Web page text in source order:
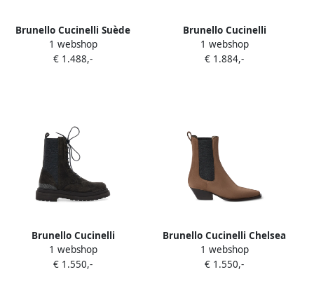
Brunello Cucinelli Suède
enkellaarzen verfraaid met
monili Bruin
1 webshop
€ 1.488,-
Brunello Cucinelli
Enkellaarzen met hak Bruin
1 webshop
€ 1.884,-
Brunello Cucinelli
Veterlaarzen met Monili-
verfraaiing Bruin
1 webshop
€ 1.550,-
Brunello Cucinelli Chelsea
suède laarzen met lusdetail
Beige
1 webshop
€ 1.550,-